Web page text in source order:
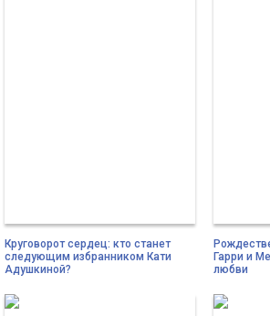
Круговорот сердец: кто станет
следующим избранником Кати
Адушкиной?
Гарри и
любви